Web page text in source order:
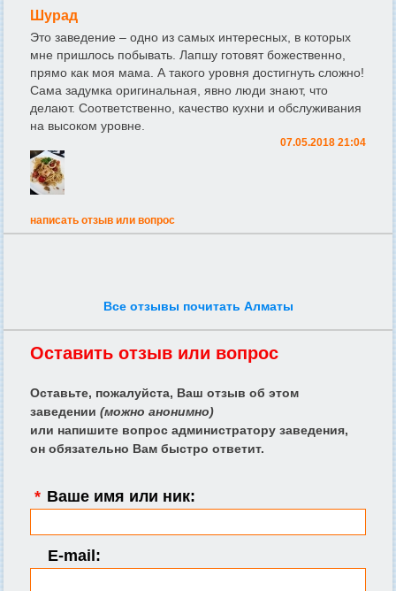
Шурад
Это заведение – одно из самых интересных, в которых
мне пришлось побывать. Лапшу готовят божественно,
прямо как моя мама. А такого уровня достигнуть сложно!
Сама задумка оригинальная, явно люди знают, что
делают. Соответственно, качество кухни и обслуживания
на высоком уровне.
07.05.2018 21:04
написать отзыв или вопрос
Все отзывы почитать Алматы
Оставить отзыв или вопрос
Оставьте, пожалуйста, Ваш отзыв об этом
заведении (можно анонимно)
или напишите вопрос администратору заведения,
он обязательно Вам быстро ответит.
* Ваше имя или ник:
E-mail: